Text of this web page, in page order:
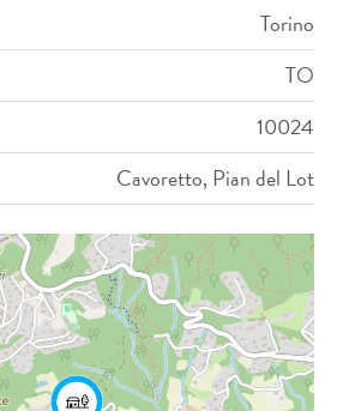
Torino
TO
10024
Cavoretto, Pian del Lot